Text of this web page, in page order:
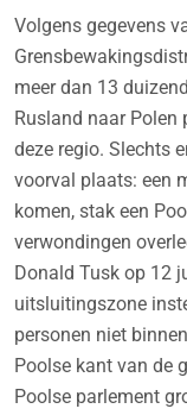
Volgens gegevens
meer dan 13
Rusland naar Polen
deze regio. Slechts
voorval plaats: een
komen, stak een
verwondingen
Donald Tusk op 12
uitsluitingszone
personen niet
Poolse kant van de
Poolse parlement